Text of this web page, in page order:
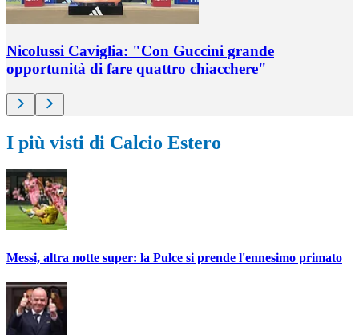
Nicolussi Caviglia: "Con Guccini grande
opportunità di fare quattro chiacchere"
I più visti di Calcio Estero
Messi, altra notte super: la Pulce si prende l'ennesimo primato